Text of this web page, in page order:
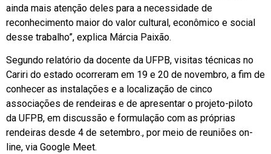
ainda mais atenção deles para a necessidade de
reconhecimento maior do valor cultural, econômico e social
desse trabalho”, explica Márcia Paixão.
Segundo relatório da docente da UFPB, visitas técnicas no
Cariri do estado ocorreram em 19 e 20 de novembro, a fim de
conhecer as instalações e a localização de cinco
associações de rendeiras e de apresentar o projeto-piloto
da UFPB, em discussão e formulação com as próprias
rendeiras desde 4 de setembro., por meio de reuniões on-
line, via Google Meet.